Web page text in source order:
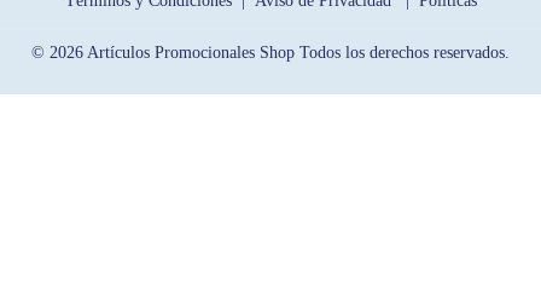
© 2026 Artículos Promocionales Shop Todos los derechos reservados.